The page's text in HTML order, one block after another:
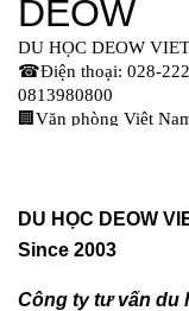
DU HỌC DEOW
Since 2003
Công ty tư vấn du